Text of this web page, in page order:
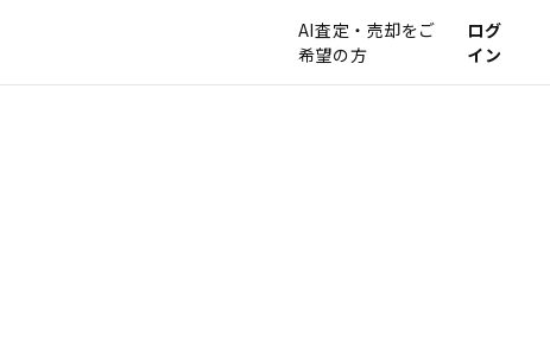
AI査定・売却をご
希望の方
ログ
イン